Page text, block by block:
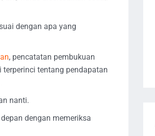
dengan apa yang
, pencatatan pembukuan
tentang pendapatan
nanti.
dengan memeriksa